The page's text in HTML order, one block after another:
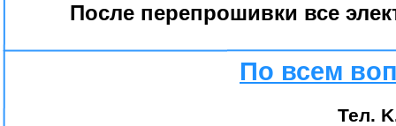
Тел.
После перепрошивки все
По всем